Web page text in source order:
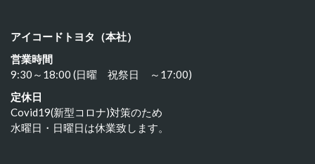
アイコードトヨタ（本社）
営業時間
9:30～18:00 (日曜 祝祭日 ～17:00)
定休日
Covid19(新型コロナ)対策のため
水曜日・日曜日は休業致します。